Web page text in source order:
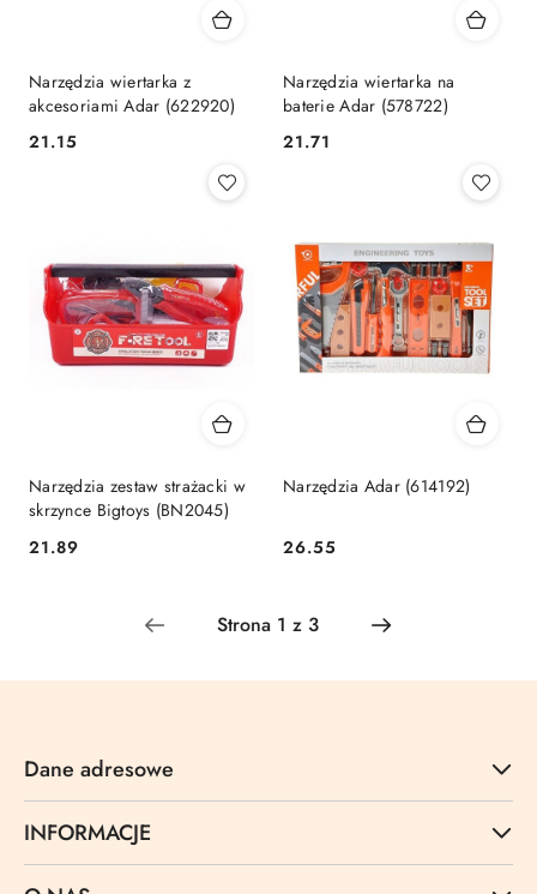
Narzędzia wiertarka z
akcesoriami Adar (622920)
Cena:
21.15
Narzędzia wiertarka na
baterie Adar (578722)
Cena:
21.71
Narzędzia zestaw strażacki w
skrzynce Bigtoys (BN2045)
Cena:
21.89
Narzędzia Adar (614192)
Cena:
26.55
Dane adresowe
INFORMACJE